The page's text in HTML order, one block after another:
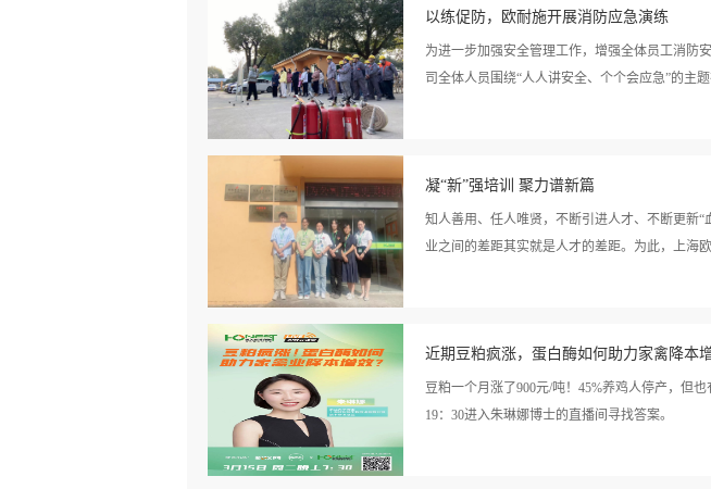
势、需求及解决方案，蔡总强...
以练促防，欧耐施开展消防应急演练
为进一步加强安全管理工作，增强全体员工消防
司全体人员围绕“人人讲安全、个个会应急”的主
生、疏散进行演习，过程中专人摄像，到达安全
现场，现场员工听从指令，用湿毛巾、手帕捂住
汇报人员疏散、遇险情况。公司职员姜海（前消
平安安下班。张伟祥总监对本次消防演练作总结
凝“新”强培训 聚力谱新篇
知人善用、任人唯贤，不断引进人才、不断更新
业之间的差距其实就是人才的差距。为此，上海
月3日上午，公司总经理蔡青和先生会见了来自
人）、本科（1人）毕业生。蔡总发表讲话，详
响。同时对新员工做出指示和要求，鼓励大家在
近期豆粕疯涨，蛋白酶如何助力家禽降本增
豆粕一个月涨了900元/吨！45%养鸡人停产，但
19：30进入朱琳娜博士的直播间寻找答案。